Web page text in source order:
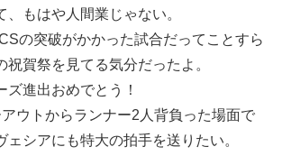
、もはや人間業じゃない。
の突破がかかった試合だってことすら
祝賀祭を見てる気分だったよ。
ズ進出おめでとう！
ウトからランナー2人背負った場面で
ェシアにも特大の拍手を送りたい。